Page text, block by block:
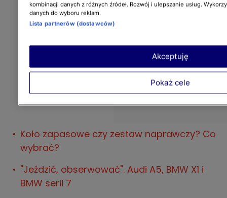
Koło zapasowe czy zestaw naprawczy? Co
wybrać?
"Jeździć, obserwować". Audi A5, BMW X1 i
BMW serii 7
kombinacji danych z różnych źródeł. Rozwój i ulepszanie usług.
danych do wyboru reklam.
Lista partnerów (dostawców)
Pokaż cele
Akceptuję